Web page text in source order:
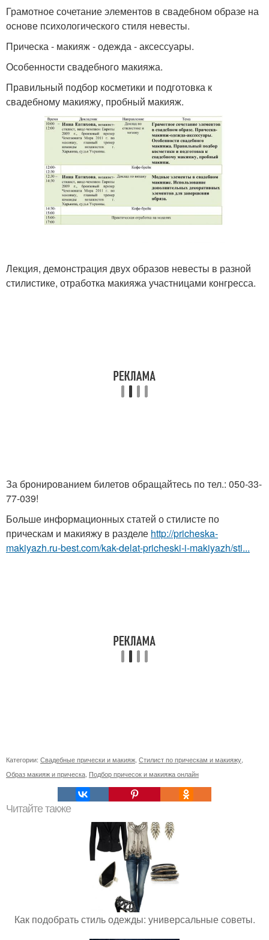
Грамотное сочетание элементов в свадебном образе на
основе психологического стиля невесты.
Прическа - макияж - одежда - аксессуары.
Особенности свадебного макияжа.
Правильный подбор косметики и подготовка к
свадебному макияжу, пробный макияж.
Лекция, демонстрация двух образов невесты в разной
стилистике, отработка макияжа участницами конгресса.
За бронированием билетов обращайтесь по тел.: 050-33-
77-039!
Больше информационных статей о стилисте по
прическам и макияжу в разделе http://pricheska-
makiyazh.ru-best.com/kak-delat-pricheski-i-makiyazh/sti...
Категории: Свадебные прически и макияж Стилист по прическам и макияжу
Образ макияж и прическа Подбор причесок и макияжа онлайн
Читайте также
Как подобрать стиль одежды: универсальные советы.